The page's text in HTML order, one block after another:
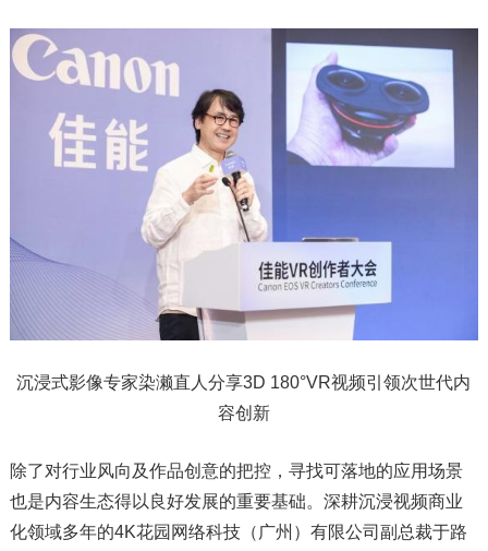
沉浸式影像专家染濑直人分享3D 180°VR视频引领次世代内
容创新
除了对行业风向及作品创意的把控，寻找可落地的应用场景
也是内容生态得以良好发展的重要基础。深耕沉浸视频商业
化领域多年的4K花园网络科技（广州）有限公司副总裁于路